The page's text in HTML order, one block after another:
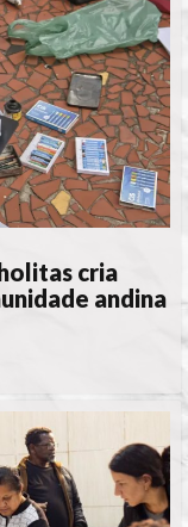
cria
andina